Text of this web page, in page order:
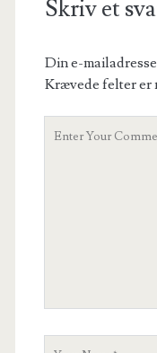
Skriv et
Din e-
Krævede felter er
Your